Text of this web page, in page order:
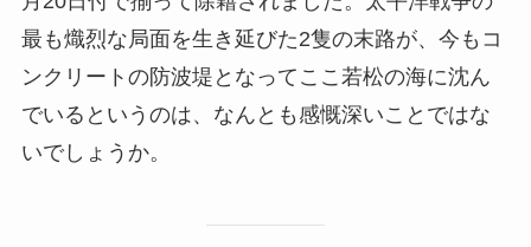
最も熾烈な局面を生き延びた2隻の末路が、今もコ
ンクリートの防波堤となってここ若松の海に沈ん
でいるというのは、なんとも感慨深いことではな
いでしょうか。